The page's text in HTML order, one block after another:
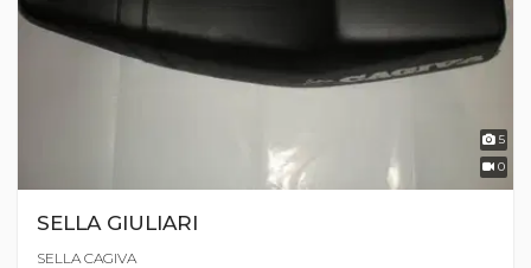
5
0
SELLA GIULIARI
SELLA CAGIVA